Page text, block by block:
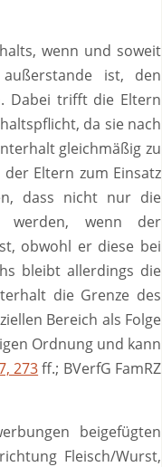
wenn und soweit
ist, den
Dabei trifft die Eltern
da sie nach
gleichmäßig zu
Eltern zum Einsatz
dass nicht nur die
werden, wenn der
obwohl er diese bei
bleibt allerdings die
die Grenze des
Bereich als Folge
Ordnung und kann
273ff.; BVerfG FamRZ
beigefügten
Fleisch/Wurst,